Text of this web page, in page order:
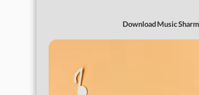
Download Music